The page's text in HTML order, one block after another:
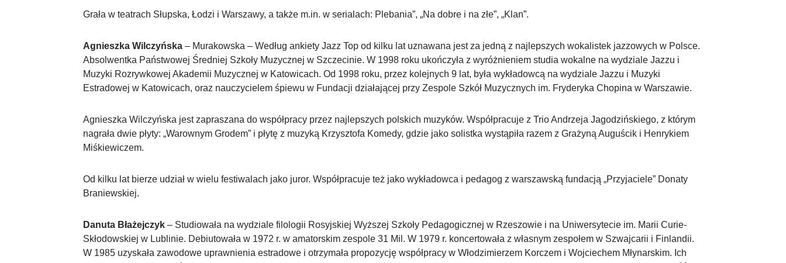
Grała w teatrach Słupska, Łodzi i Warszawy, a także m.in. w serialach: Plebania”, „Na dobre i na złe”, „Klan”.
Agnieszka Wilczyńska – Murakowska – Według ankiety Jazz Top od kilku lat uznawana jest za jedną z najlepszych wokalistek jazzowych w Polsce.
Absolwentka Państwowej Średniej Szkoły Muzycznej w Szczecinie. W 1998 roku ukończyła z wyróżnieniem studia wokalne na wydziale Jazzu i
Muzyki Rozrywkowej Akademii Muzycznej w Katowicach. Od 1998 roku, przez kolejnych 9 lat, była wykładowcą na wydziale Jazzu i Muzyki
Estradowej w Katowicach, oraz nauczycielem śpiewu w Fundacji działającej przy Zespole Szkół Muzycznych im. Fryderyka Chopina w Warszawie.
Agnieszka Wilczyńska jest zapraszana do współpracy przez najlepszych polskich muzyków. Współpracuje z Trio Andrzeja Jagodzińskiego, z którym
nagrała dwie płyty: „Warownym Grodem” i płytę z muzyką Krzysztofa Komedy, gdzie jako solistka wystąpiła razem z Grażyną Auguścik i Henrykiem
Miśkiewiczem.
Od kilku lat bierze udział w wielu festiwalach jako juror. Współpracuje też jako wykładowca i pedagog z warszawską fundacją „Przyjaciele” Donaty
Braniewskiej.
Danuta Błażejczyk – Studiowała na wydziale filologii Rosyjskiej Wyższej Szkoły Pedagogicznej w Rzeszowie i na Uniwersytecie im. Marii Curie-
Skłodowskiej w Lublinie. Debiutowała w 1972 r. w amatorskim zespole 31 Mil. W 1979 r. koncertowała z własnym zespołem w Szwajcarii i Finlandii.
W 1985 uzyskała zawodowe uprawnienia estradowe i otrzymała propozycję współpracy w Włodzimierzem Korczem i Wojciechem Młynarskim. Ich